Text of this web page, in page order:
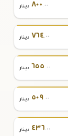
٨٠٠.٠٠ دينار
٧٦٤.٠٠ دينار
٦٥٥.٠٠ دينار
٥٠٩.٠٠ دينار
٤٣٦.٠٠ دينار